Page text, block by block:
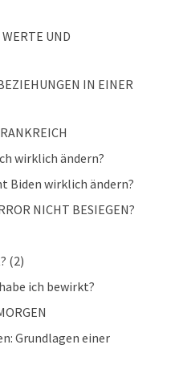
UND
IN EINER
wirklich ändern?
Biden wirklich ändern?
NICHT BESIEGEN?
(2)
ich bewirkt?
Grundlagen einer